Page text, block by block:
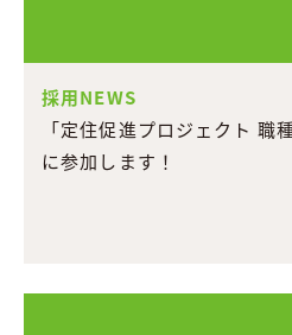
採用NEWS
「定住促進プロジェクト 職
に参加します！